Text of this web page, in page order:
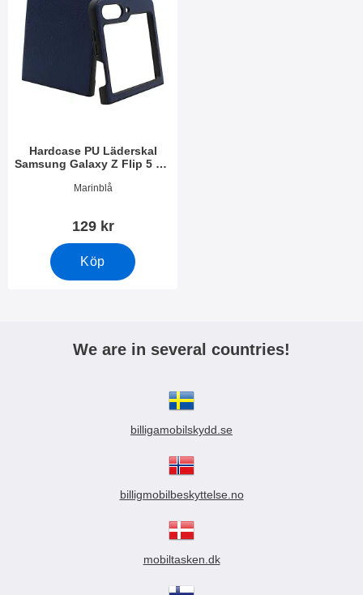
Hardcase PU Läderskal
Samsung Galaxy Z Flip 5 5G
Art. nr 49155Marinblå
129 kr
Köp
We are in several countries!
billigamobilskydd.se
billigmobilbeskyttelse.no
mobiltasken.dk